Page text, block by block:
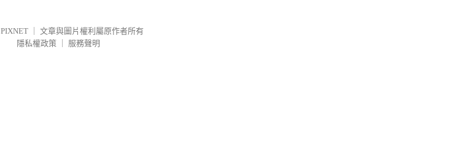
PIXNET
文章與圖片權利屬原作者所有
隱私權政策
服務聲明